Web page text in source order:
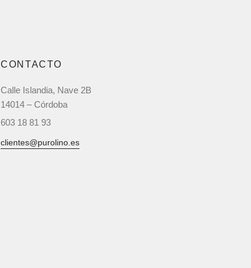
CONTACTO
Calle Islandia, Nave 2B
14014 – Córdoba
603 18 81 93‬
clientes@purolino.es